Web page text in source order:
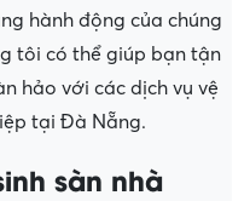
hành động của chúng
tôi có thể giúp bạn tận
hảo với các dịch vụ vệ
tại Đà Nẵng.
sàn nhà